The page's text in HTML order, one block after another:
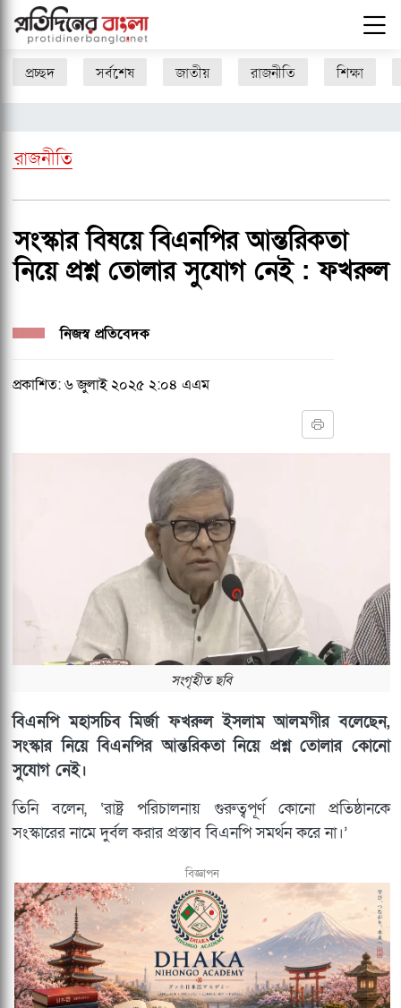
প্রচ্ছদ সর্বশেষ জাতীয় রাজনীতি শিক্ষা
রাজনীতি
সংস্কার বিষয়ে বিএনপির আন্তরিকতা
নিয়ে প্রশ্ন তোলার সুযোগ নেই : ফখরুল
নিজস্ব প্রতিবেদক
প্রকাশিত: ৬ জুলাই ২০২৫ ২:০৪ এএম
সংগৃহীত ছবি
বিএনপি মহাসচিব মির্জা ফখরুল ইসলাম আলমগীর বলেছেন,
সংস্কার নিয়ে বিএনপির আন্তরিকতা নিয়ে প্রশ্ন তোলার কোনো
সুযোগ নেই।
তিনি বলেন, ‘রাষ্ট্র পরিচালনায় গুরুত্বপূর্ণ কোনো প্রতিষ্ঠানকে
সংস্কারের নামে দুর্বল করার প্রস্তাব বিএনপি সমর্থন করে না।’
বিজ্ঞাপন